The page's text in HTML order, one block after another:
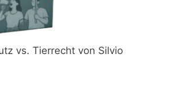
vs. Tierrecht von Silvio